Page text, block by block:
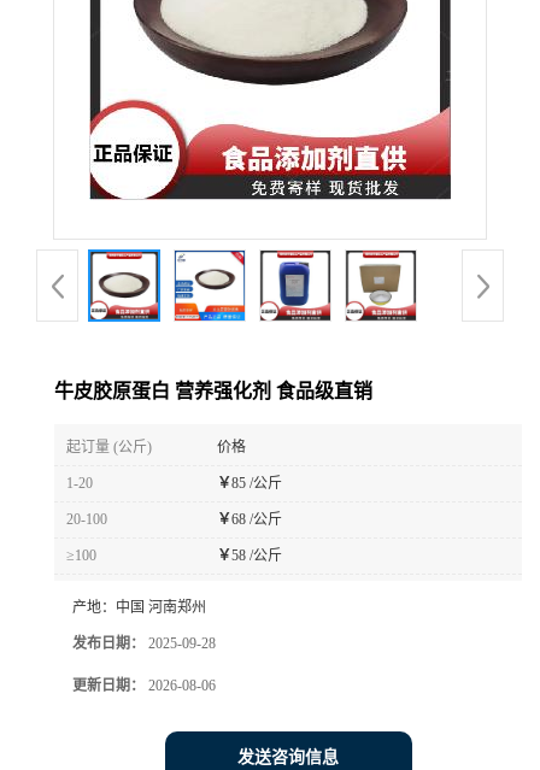
牛皮胶原蛋白 营养强化剂 食品级直销
起订量 (公斤) 价格
1-20 ￥85 /公斤
20-100 ￥68 /公斤
≥100 ￥58 /公斤
产地： 中国 河南郑州
发布日期： 2025-09-28
更新日期： 2026-08-06
发送咨询信息